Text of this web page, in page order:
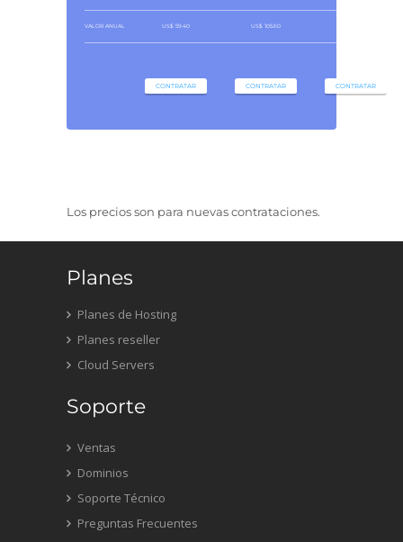
VALOR ANUAL US$ 59.40 US$ 105.60
CONTRATAR CONTRATAR CONTRATAR
Los precios son para nuevas contrataciones.
Planes
Planes de Hosting
Planes reseller
Cloud Servers
Soporte
Ventas
Dominios
Soporte Técnico
Preguntas Frecuentes